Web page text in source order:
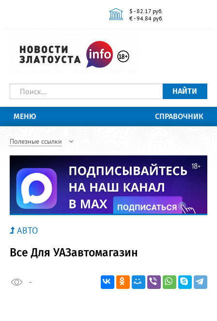
$ - 82.17 руб.
€ - 94.84 руб.
НАЙТИ
МЕНЮ СПРАВОЧНИК
Полезные ссылки
АВТО
Все Для УАЗавтомагазин
-